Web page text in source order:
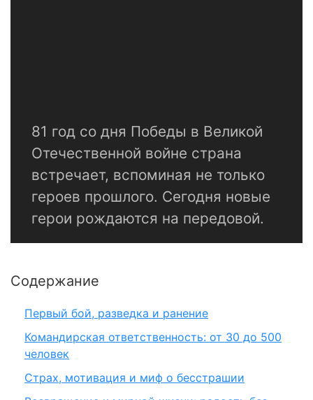
81 год со дня Победы в Великой
Отечественной войне страна
встречает, вспоминая не только
героев прошлого. Сегодня новые
герои рождаются на передовой.
Содержание
Первый бой, разведка и ранение
Командирская ответственность: от 30 до 500
человек
Страх, мотивация и миф о бесстрашии